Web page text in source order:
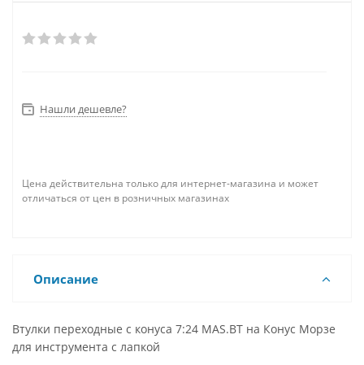
Нашли дешевле?
Цена действительна только для интернет-магазина и может
отличаться от цен в розничных магазинах
Описание
Втулки переходные с конуса 7:24 MAS.BT на Конус Морзе
для инструмента с лапкой